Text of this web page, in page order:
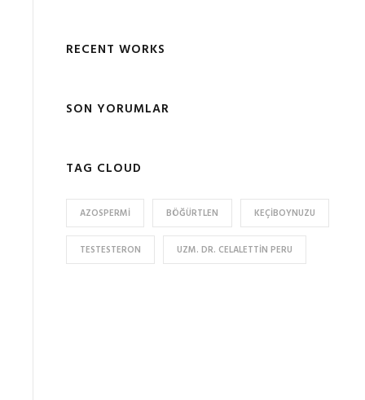
RECENT WORKS
SON YORUMLAR
TAG CLOUD
AZOSPERMI BÖĞÜRTLEN KEÇIBOYNUZU
TESTESTERON UZM. DR. CELALETTIN PERU